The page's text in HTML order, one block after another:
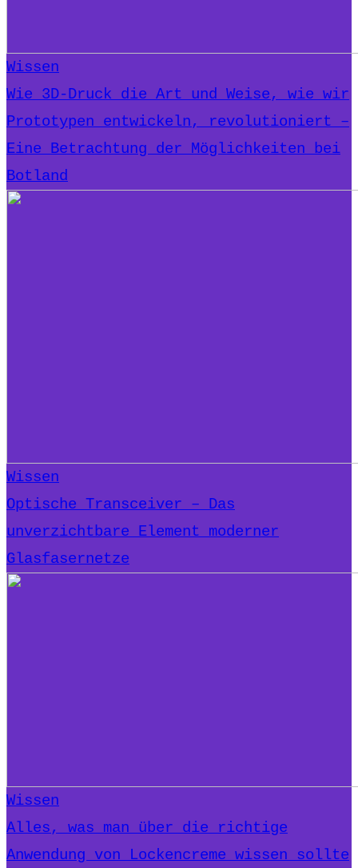
Wissen
Wie 3D-Druck die Art und Weise, wie wir
Prototypen entwickeln, revolutioniert –
Eine Betrachtung der Möglichkeiten bei
Botland
Wissen
Optische Transceiver – Das
unverzichtbare Element moderner
Glasfasernetze
Wissen
Alles, was man über die richtige
Anwendung von Lockencreme wissen sollte